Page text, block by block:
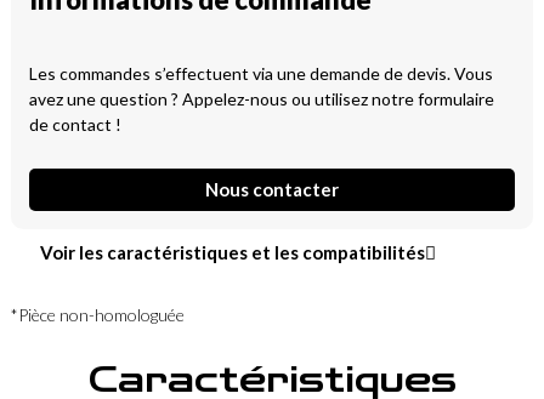
Les commandes s’effectuent via une demande de devis. Vous
avez une question ? Appelez-nous ou utilisez notre formulaire
de contact !
Nous contacter
Voir les caractéristiques et les compatibilités
*Pièce non-homologuée
Caractéristiques